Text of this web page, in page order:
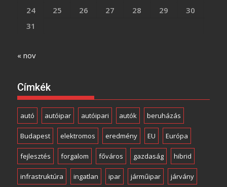
24
25 26 27 28 29
30
31
« nov
Címkék
autó autóipar autóipari autók beruházás
Budapest elektromos eredmény EU Európa
fejlesztés forgalom főváros gazdaság hibrid
infrastruktúra ingatlan ipar járműipar járvány